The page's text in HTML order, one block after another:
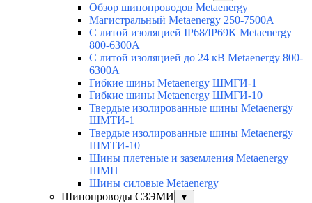
Обзор шинопроводов Metaenergy
Магистральный Metaenergy 250-7500A
С литой изоляцией IP68/IP69K Metaenergy
800-6300A
С литой изоляцией до 24 кВ Metaenergy 800-
6300A
Гибкие шины Metaenergy ШМГИ-1
Гибкие шины Metaenergy ШМГИ-10
Твердые изолированные шины Metaenergy
ШМТИ-1
Твердые изолированные шины Metaenergy
ШМТИ-10
Шины плетеные и заземления Metaenergy
ШМП
Шины силовые Metaenergy
Шинопроводы СЗЭМИ
▼